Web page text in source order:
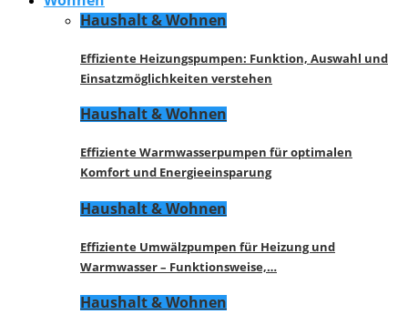
Haushalt & Wohnen
Effiziente Heizungspumpen: Funktion, Auswahl und
Einsatzmöglichkeiten verstehen
Haushalt & Wohnen
Effiziente Warmwasserpumpen für optimalen
Komfort und Energieeinsparung
Haushalt & Wohnen
Effiziente Umwälzpumpen für Heizung und
Warmwasser – Funktionsweise,…
Haushalt & Wohnen